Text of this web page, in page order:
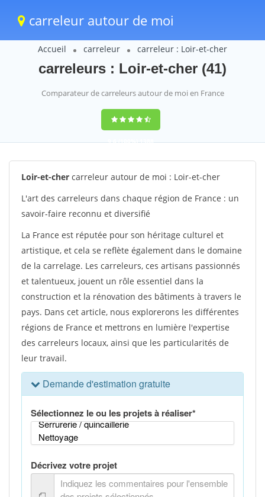
carreleur autour de moi
Accueil carreleur carreleur : Loir-et-cher
carreleurs : Loir-et-cher (41)
Comparateur de carreleurs autour de moi en France
9,6(100%)1388
votes
Loir-et-cher carreleur autour de moi : Loir-et-cher
L'art des carreleurs dans chaque région de France : un
savoir-faire reconnu et diversifié
La France est réputée pour son héritage culturel et
artistique, et cela se reflète également dans le domaine
de la carrelage. Les carreleurs, ces artisans passionnés
et talentueux, jouent un rôle essentiel dans la
construction et la rénovation des bâtiments à travers le
pays. Dans cet article, nous explorerons les différentes
régions de France et mettrons en lumière l'expertise
des carreleurs locaux, ainsi que les particularités de
leur travail.